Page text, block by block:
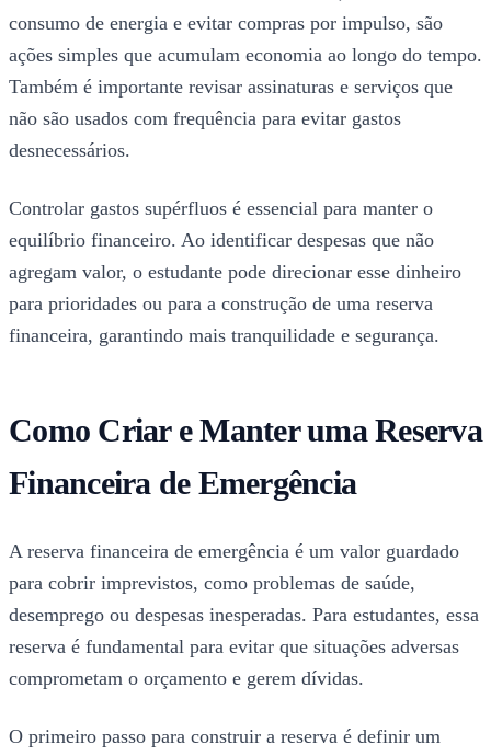
consumo de energia e evitar compras por impulso, são
ações simples que acumulam economia ao longo do tempo.
Também é importante revisar assinaturas e serviços que
não são usados com frequência para evitar gastos
desnecessários.
Controlar gastos supérfluos é essencial para manter o
equilíbrio financeiro. Ao identificar despesas que não
agregam valor, o estudante pode direcionar esse dinheiro
para prioridades ou para a construção de uma reserva
financeira, garantindo mais tranquilidade e segurança.
Como Criar e Manter uma Reserva
Financeira de Emergência
A reserva financeira de emergência é um valor guardado
para cobrir imprevistos, como problemas de saúde,
desemprego ou despesas inesperadas. Para estudantes, essa
reserva é fundamental para evitar que situações adversas
comprometam o orçamento e gerem dívidas.
O primeiro passo para construir a reserva é definir um